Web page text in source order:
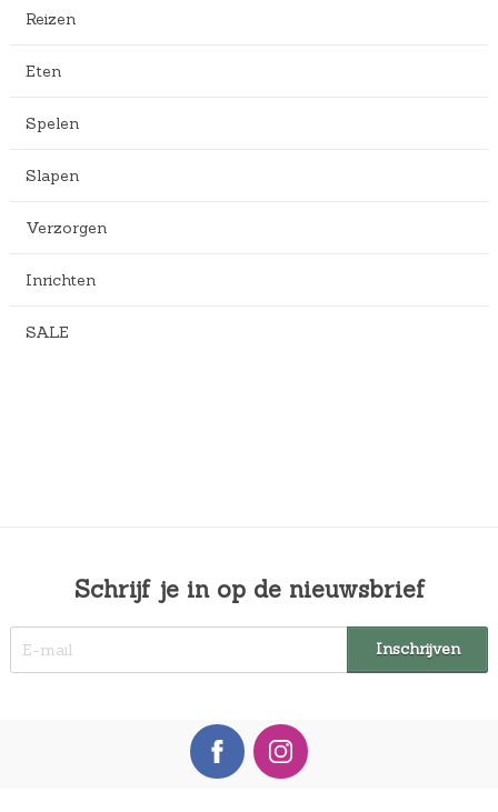
Reizen
Eten
Spelen
Slapen
Verzorgen
Inrichten
SALE
Schrijf je in op de nieuwsbrief